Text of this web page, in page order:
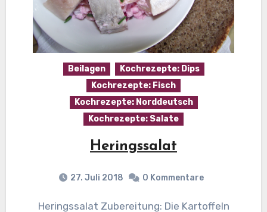
Beilagen
Kochrezepte: Dips
Kochrezepte: Fisch
Kochrezepte: Norddeutsch
Kochrezepte: Salate
Heringssalat
27. Juli 2018 0 Kommentare
Heringssalat Zubereitung: Die Kartoffeln